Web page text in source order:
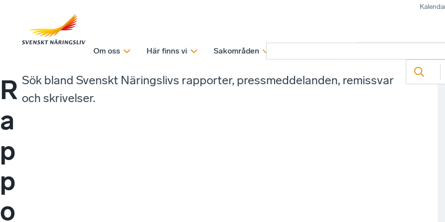
Om oss Här finns vi Sakområden
R
a
p
p
o
Sök bland Svenskt Näringslivs rapporter, pressmeddelanden, remissvar
och skrivelser.